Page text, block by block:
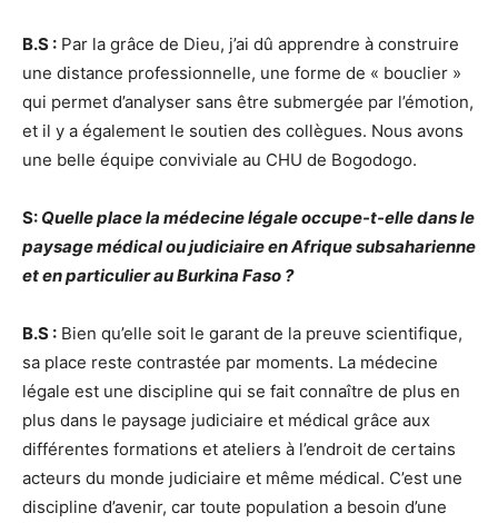
B.S : Par la grâce de Dieu, j’ai dû apprendre à construire
une distance professionnelle, une forme de « bouclier »
qui permet d’analyser sans être submergée par l’émotion,
et il y a également le soutien des collègues. Nous avons
une belle équipe conviviale au CHU de Bogodogo.
S: Quelle place la médecine légale occupe-t-elle dans le
paysage médical ou judiciaire en Afrique subsaharienne
et en particulier au Burkina Faso ?
B.S : Bien qu’elle soit le garant de la preuve scientifique,
sa place reste contrastée par moments. La médecine
légale est une discipline qui se fait connaître de plus en
plus dans le paysage judiciaire et médical grâce aux
différentes formations et ateliers à l’endroit de certains
acteurs du monde judiciaire et même médical. C’est une
discipline d’avenir, car toute population a besoin d’une